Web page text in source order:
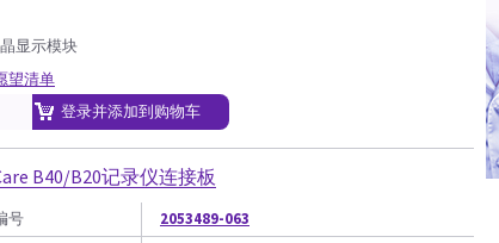
晶显示模块
望清单
登录并添加到购物车
B40/B20记录仪连接板
号
2053489-063